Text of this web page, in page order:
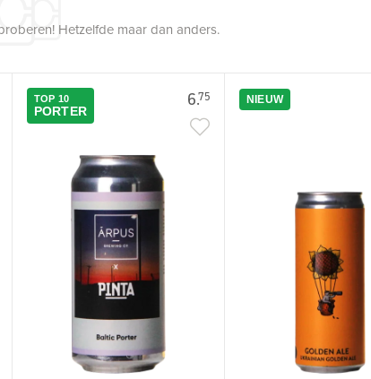
Hetzelfde maar dan anders.
6.75
TOP 10
PORTER
NIEUW